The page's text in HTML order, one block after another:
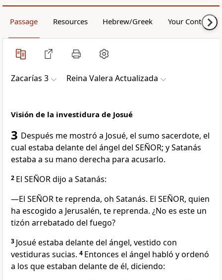
Passage Resources Hebrew/Greek Your Content
Zacarías 3 Reina Valera Actualizada
Visión de la investidura de Josué
3 Después me mostró a Josué, el sumo sacerdote, el
cual estaba delante del ángel del SEÑOR; y Satanás
estaba a su mano derecha para acusarlo.
2 El SEÑOR dijo a Satanás:
—El SEÑOR te reprenda, oh Satanás. El SEÑOR, quien
ha escogido a Jerusalén, te reprenda. ¿No es este un
tizón arrebatado del fuego?
3 Josué estaba delante del ángel, vestido con
vestiduras sucias. 4 Entonces el ángel habló y ordenó
a los que estaban delante de él, diciendo: